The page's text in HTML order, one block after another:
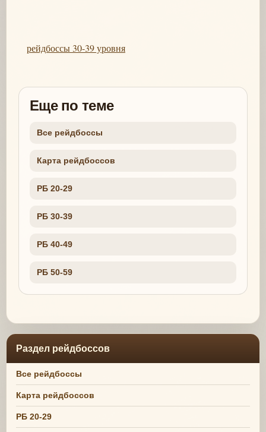
рейдбоссы 30-39 уровня
Еще по теме
Все рейдбоссы
Карта рейдбоссов
РБ 20-29
РБ 30-39
РБ 40-49
РБ 50-59
Раздел рейдбоссов
Все рейдбоссы
Карта рейдбоссов
РБ 20-29